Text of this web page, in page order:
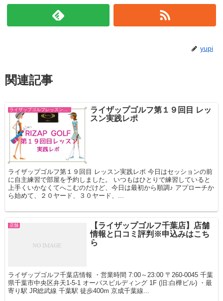
yupi
関連記事
ライザップゴルフレッスン スコアコミット
ライザップゴルフ第１９回目 レッ
スン実践レポ
ライザップゴルフ第１９回目 レッスン実践レポ 今日はセッションの前
に自主練習で部屋を予約しました。 いつもはひとりで練習していると
上手くいかなくてへこむのだけど、今日は最初から順調♪ アプローチか
ら始めて、２０ヤード、３０ヤード、...
店舗
【ライザップゴルフ千葉店】店舗
情報と口コミ評判※申込みはこち
ら
ライザップゴルフ千葉店情報 ・営業時間 7:00～23:00 〒260-0045 千葉
県千葉市中央区弁天1-5-1 オーパスビルディング 1F (旧:白樺ビル) ・最
寄り駅 JR総武線 千葉駅 徒歩400m 京成千葉線...